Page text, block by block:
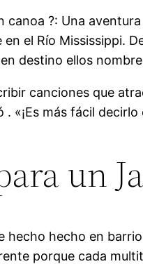
canoa ?: Una
en el Río Mississippi.
destino ellos
canciones que
. «¡Es más fácil
un
hecho hecho en
porque cada